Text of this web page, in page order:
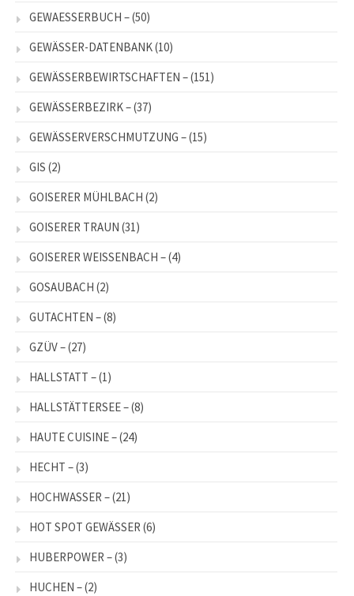
GEWAESSERBUCH –(50)
GEWÄSSER-DATENBANK(10)
GEWÄSSERBEWIRTSCHAFTEN –(151)
GEWÄSSERBEZIRK –(37)
GEWÄSSERVERSCHMUTZUNG –(15)
GIS (2)
GOISERER MÜHLBACH (2)
GOISERER TRAUN (31)
GOISERER WEISSENBACH –(4)
GOSAUBACH (2)
GUTACHTEN –(8)
GZÜV –(27)
HALLSTATT –(1)
HALLSTÄTTERSEE –(8)
HAUTE CUISINE –(24)
HECHT –(3)
HOCHWASSER –(21)
HOT SPOT GEWÄSSER (6)
HUBERPOWER –(3)
HUCHEN –(2)